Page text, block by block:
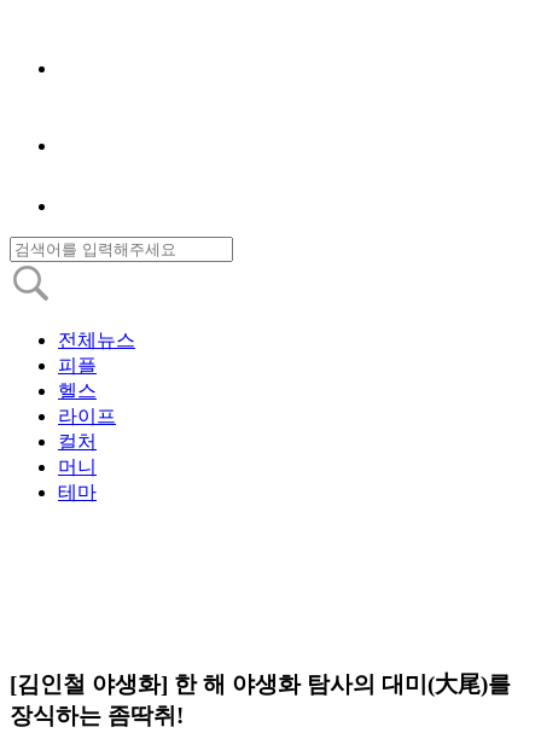
전체뉴스
피플
헬스
라이프
컬처
머니
테마
[김인철 야생화] 한 해 야생화 탐사의 대미(大尾)를
장식하는 좀딱취!